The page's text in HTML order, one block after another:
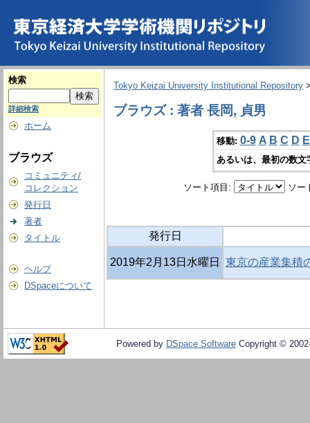
検索
詳細検索
ホーム
ブラウズ
コミュニティ/
コレクション
発行日
著者
タイトル
ヘルプ
DSpaceについて
Tokyo Keizai University Institutional Repository
ブラウズ : 著者 長岡, 貞男
移動: 0-9 A B C D E
あるいは、最初の数
ソート項目: ソー
発行日
2019年2月13日水曜日 東京の産業集積
Powered by DSpace Software Copyright ©